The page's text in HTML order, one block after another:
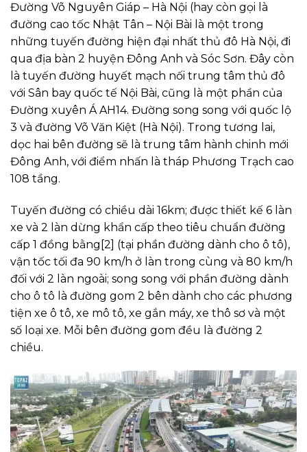
Đường Võ Nguyên Giáp – Hà Nội (hay còn gọi là
đường cao tốc Nhật Tân – Nội Bài là một trong
những tuyến đường hiện đại nhất thủ đô Hà Nội, đi
qua địa bàn 2 huyện Đông Anh và Sóc Sơn. Đây còn
là tuyến đường huyết mạch nối trung tâm thủ đô
với Sân bay quốc tế Nội Bài, cũng là một phần của
Đường xuyên Á AH14. Đường song song với quốc lộ
3 và đường Võ Văn Kiệt (Hà Nội). Trong tương lai,
dọc hai bên đường sẽ là trung tâm hành chinh mới
Đông Anh, với điểm nhấn là tháp Phương Trạch cao
108 tầng.
Tuyến đường có chiều dài 16km; được thiết kế 6 làn
xe và 2 làn dừng khẩn cấp theo tiêu chuẩn đường
cấp 1 đồng bằng[2] (tại phần đường dành cho ô tô),
vận tốc tối đa 90 km/h ở làn trong cùng và 80 km/h
đối với 2 làn ngoài; song song với phần đường dành
cho ô tô là đường gom 2 bên dành cho các phương
tiện xe ô tô, xe mô tô, xe gắn máy, xe thô sơ và một
số loại xe. Mỗi bên đường gom đều là đường 2
chiều.